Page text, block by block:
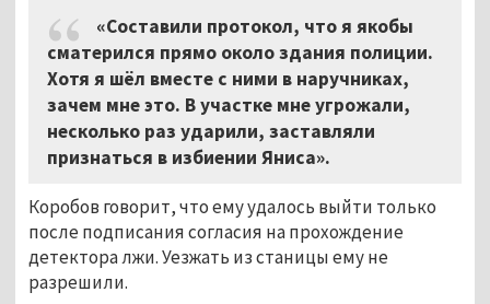
«Составили протокол, что я якобы
сматерился прямо около здания полиции.
Хотя я шёл вместе с ними в наручниках,
зачем мне это. В участке мне угрожали,
несколько раз ударили, заставляли
признаться в избиении Яниса».
Коробов говорит, что ему удалось выйти только
после подписания согласия на прохождение
детектора лжи. Уезжать из станицы ему не
разрешили.